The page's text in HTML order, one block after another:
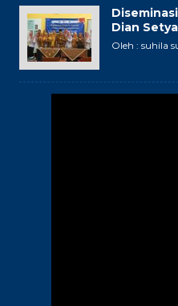
hari pramuka ke 64
Dian
Oleh : suhila